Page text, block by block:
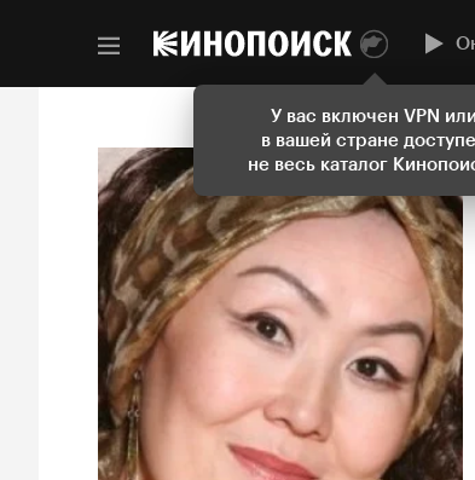
У вас включен VPN или
в вашей стране
не весь каталог